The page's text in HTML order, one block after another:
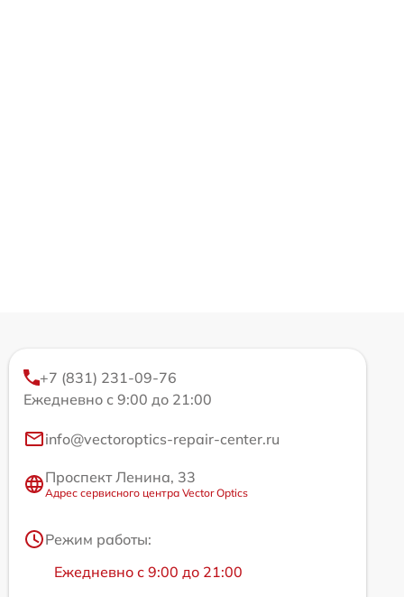
+7 (831) 231-09-76
Ежедневно с 9:00 до 21:00
info@vectoroptics-repair-center.ru
Проспект Ленина, 33
Адрес сервисного центра Vector Optics
Режим работы:
Ежедневно с 9:00 до 21:00